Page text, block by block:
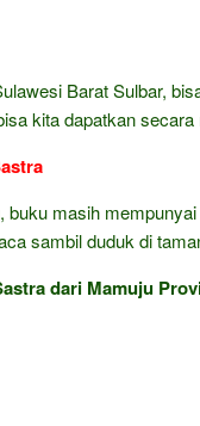
Barat Sulbar,
kita dapatkan
masih
sambil duduk di
dari Mamuju